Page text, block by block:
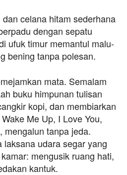
celana hitam sederhana
dengan sepatu
ufuk timur memantul malu-
bening tanpa polesan.
mata. Semalam
buku himpunan tulisan
kopi, dan membiarkan
Me Up, I Love You,
mengalun tanpa jeda.
laksana udara segar yang
mengusik ruang hati,
kantuk.